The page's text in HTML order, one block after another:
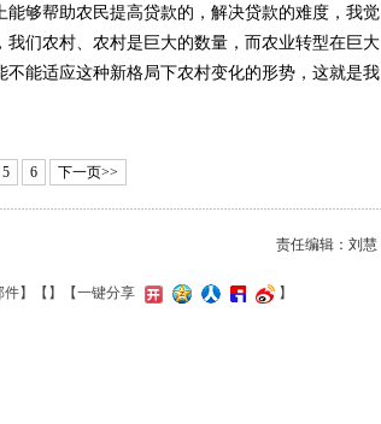
够帮助农民提高贷款的，解决贷款的难度，我觉
们农村、农村是巨大的数量，而农业转型在巨大
能适应这种新格局下农村变化的形势，这就是我
5 6 下一页>>
责任编辑：刘慧
件】【 】 【一键分享 】